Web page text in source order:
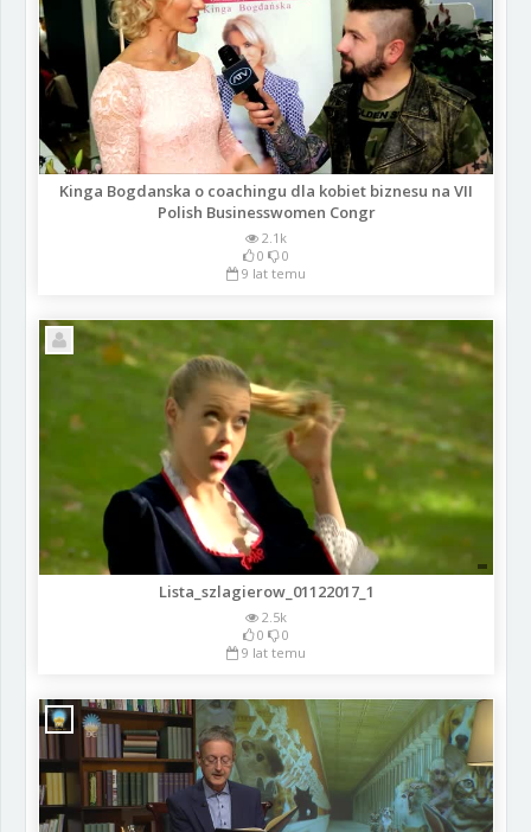
Kinga Bogdanska o coachingu dla kobiet biznesu na VII
Polish Businesswomen Congr
2.1k
0
0
9 lat temu
Lista_szlagierow_01122017_1
2.5k
0
0
9 lat temu